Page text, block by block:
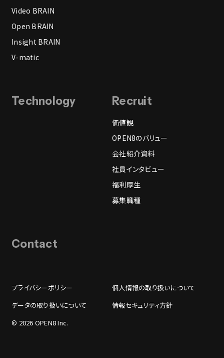
Video BRAIN
Open BRAIN
Insight BRAIN
V-matic
Technology Recruit
価値観
OPEN8のバリュー
会社紹介資料
社員インタビュー
福利厚生
募集職種
Contact
プライバシーポリシー
個人情報の取り扱いについて
データの取り扱いについて
情報セキュリティ方針
© 2026 OPEN8 Inc.